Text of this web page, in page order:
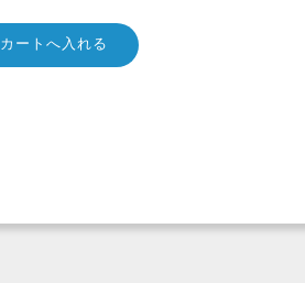
カートへ入れる